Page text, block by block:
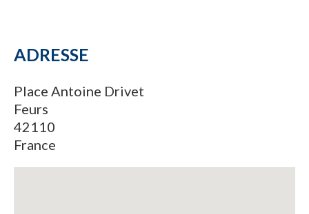
ADRESSE
Place Antoine Drivet
Feurs
42110
France